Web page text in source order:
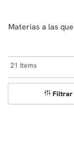
Materias a las
21
Filtrar